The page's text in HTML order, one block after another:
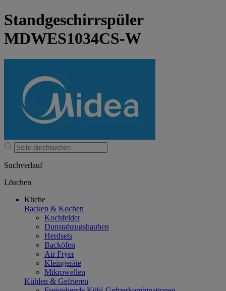
Standgeschirrspüler
MDWES1034CS-W
Suchverlauf
Löschen
Küche
Backen & Kochen
Kochfelder
Dunstabzugshauben
Herdsets
Backöfen
Air Fryer
Kleingeräte
Mikrowellen
Kühlen & Gefrieren